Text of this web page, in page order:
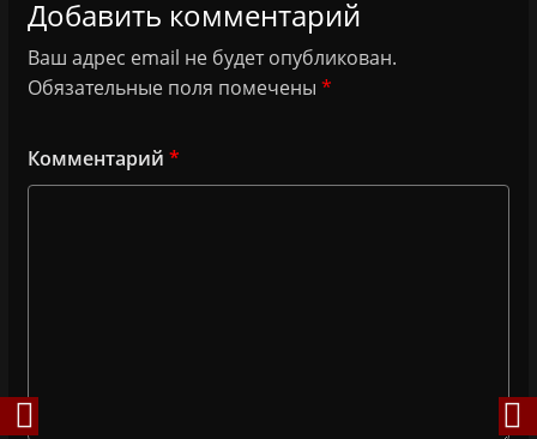
Добавить комментарий
Ваш адрес email не будет опубликован.
Обязательные поля помечены *
Комментарий *